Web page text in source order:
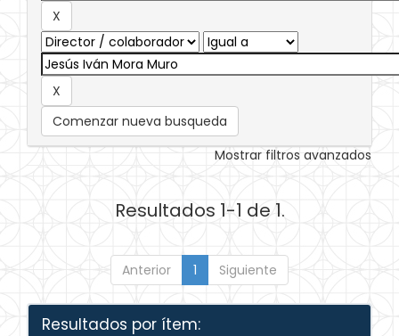
Comenzar nueva busqueda
Mostrar filtros avanzados
Resultados 1-1 de 1.
Anterior 1 Siguiente
Resultados por ítem: